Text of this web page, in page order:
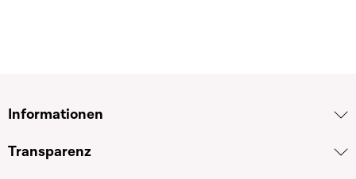
Informationen
Transparenz